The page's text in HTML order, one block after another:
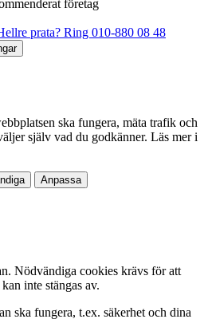
företag
prata? Ring 010-880 08 48
ska fungera, mäta trafik och
själv vad du godkänner. Läs mer i
Anpassa
Nödvändiga cookies krävs för att
inte stängas av.
ska fungera, t.ex. säkerhet och dina